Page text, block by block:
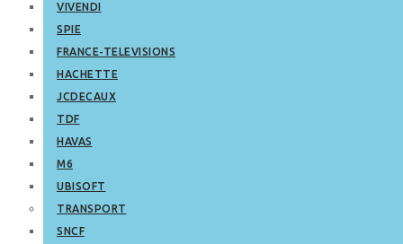
VIVENDI
SPIE
FRANCE-TELEVISIONS
HACHETTE
JCDECAUX
TDF
HAVAS
M6
UBISOFT
TRANSPORT
SNCF